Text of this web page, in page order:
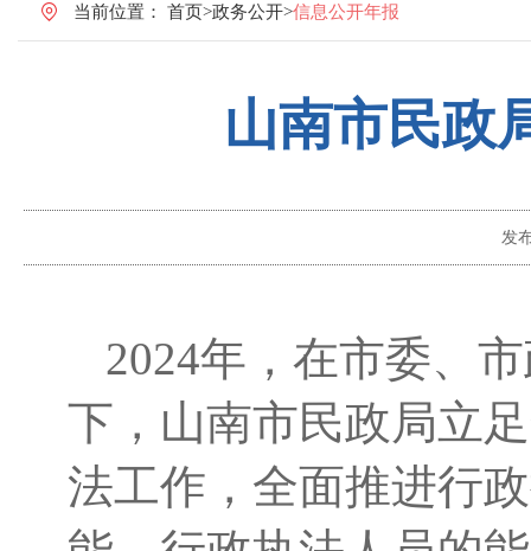
当前位置： 首页>政务公开>信息公开年报
山南市民政
发
2024年，在市委、
下，山南市民政局立
法工作，全面推进行